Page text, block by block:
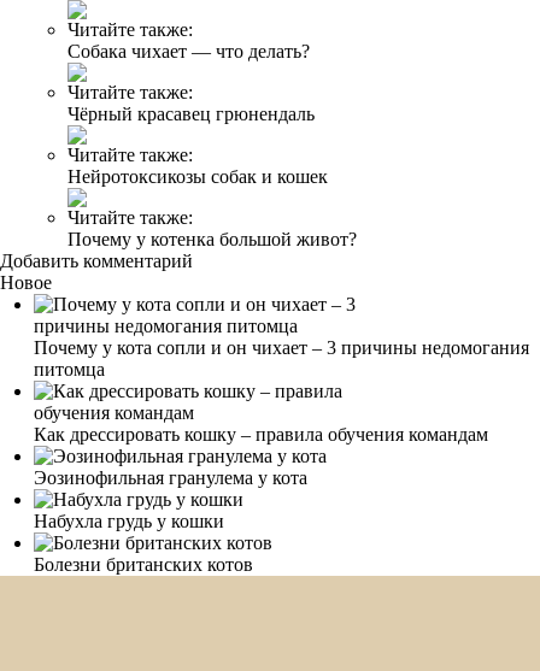
Читайте также:
Собака чихает — что делать?
Читайте также:
Чёрный красавец грюнендаль
Читайте также:
Нейротоксикозы собак и кошек
Читайте также:
Почему у котенка большой живот?
Добавить комментарий
Новое
Почему у кота сопли и он чихает – 3 причины недомогания
питомца
Как дрессировать кошку – правила обучения командам
Эозинофильная гранулема у кота
Набухла грудь у кошки
Болезни британских котов